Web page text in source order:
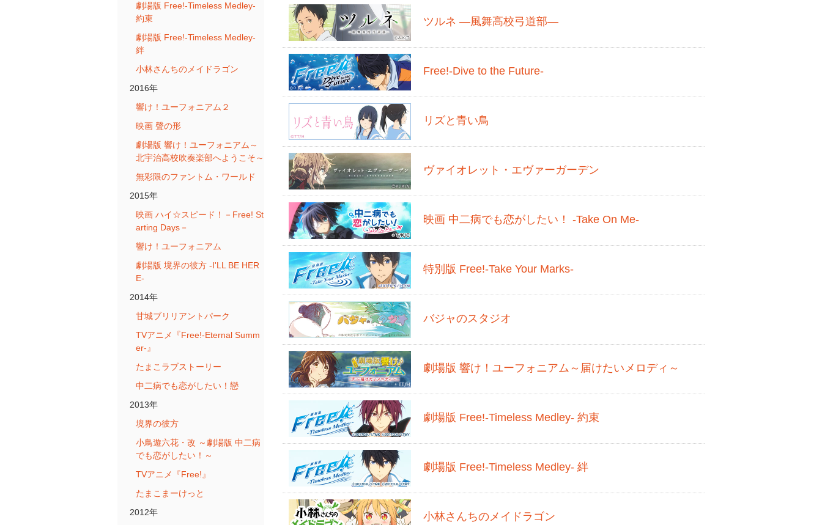
劇場版 Free!-Timeless Medley-
約束
劇場版 Free!-Timeless Medley-
絆
小林さんちのメイドラゴン
2016年
響け！ユーフォニアム２
映画 聲の形
劇場版 響け！ユーフォニアム～
北宇治高校吹奏楽部へようこそ～
無彩限のファントム・ワールド
2015年
映画 ハイ☆スピード！－Free! St
arting Days－
響け！ユーフォニアム
劇場版 境界の彼方 -I'LL BE HER
E-
2014年
甘城ブリリアントパーク
TVアニメ『Free!-Eternal Summ
er-』
たまこラブストーリー
中二病でも恋がしたい！戀
2013年
境界の彼方
小鳥遊六花・改 ～劇場版 中二病
でも恋がしたい！～
TVアニメ『Free!』
たまこまーけっと
2012年
ツルネ ―風舞高校弓道部―
Free!-Dive to the Future-
リズと青い鳥
ヴァイオレット・エヴァーガーデン
映画 中二病でも恋がしたい！ -Take On Me-
特別版 Free!-Take Your Marks-
バジャのスタジオ
劇場版 響け！ユーフォニアム～届けたいメロディ～
劇場版 Free!-Timeless Medley- 約束
劇場版 Free!-Timeless Medley- 絆
小林さんちのメイドラゴン